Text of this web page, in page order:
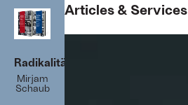
Radikalität
Mirjam
Schaub
Articles & Services